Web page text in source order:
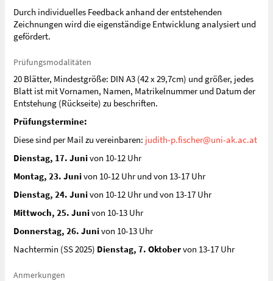
Durch individuelles Feedback anhand der entstehenden
Zeichnungen wird die eigenständige Entwicklung analysiert und
gefördert.
Prüfungsmodalitäten
20 Blätter, Mindestgröße: DIN A3 (42 x 29,7cm) und größer, jedes
Blatt ist mit Vornamen, Namen, Matrikelnummer und Datum der
Entstehung (Rückseite) zu beschriften.
Prüfungstermine:
Diese sind per Mail zu vereinbaren: judith-p.fischer@uni-ak.ac.at
Dienstag, 17. Junivon 10-12 Uhr
Montag, 23. Junivon 10-12 Uhr und von 13-17 Uhr
Dienstag, 24. Junivon 10-12 Uhr und von 13-17 Uhr
Mittwoch, 25. Junivon 10-13 Uhr
Donnerstag, 26. Junivon 10-13 Uhr
Nachtermin (SS 2025) Dienstag, 7. Oktobervon 13-17 Uhr
Anmerkungen